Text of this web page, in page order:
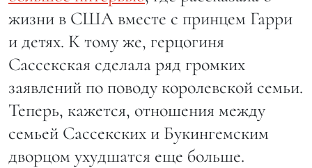
жизни в США вместе с принцем Гарри
и детях. К тому же, герцогиня
Сассекская сделала ряд громких
заявлений по поводу королевской семьи.
Теперь, кажется, отношения между
семьей Сассекских и Букингемским
дворцом ухудшатся еще больше.